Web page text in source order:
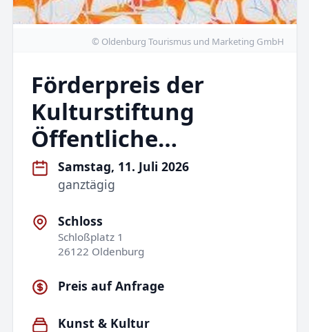
© Oldenburg Tourismus und Marketing GmbH
Förderpreis der
Kulturstiftung
Öffentliche…
Samstag, 11. Juli 2026
ganztägig
Schloss
Schloßplatz 1
26122 Oldenburg
Preis auf Anfrage
Kunst & Kultur